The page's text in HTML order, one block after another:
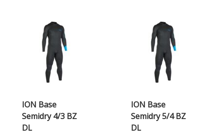
ION Base
Semidry 4/3 BZ
DL
ION Base
Semidry 5/4 BZ
DL